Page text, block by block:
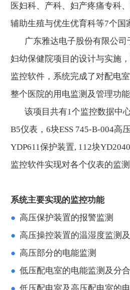
医妇科、产科、妇产疼痛专科
辅助生殖与优生优育科等7个国
广东雅达电子股份有限公司
妇幼保健院项目的设计与实施
监控软件，系统完成了对配电
整个医院的用电监测及管理功能
该项目共有1个监控数据中
B5仪表，6块ESS 745-B-004高
YDP611保护装置, 112块
监控软件实现对各个仪表的监测
系统主要实现的监控功能
● 高压保护装置的报警监测
● 高压操控装置的温湿度监测
● 高压部分的电能监测
● 低压配电室的电能监测及分